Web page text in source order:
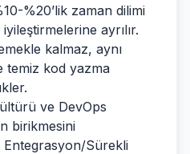
%20’lik zaman dilimi
ayrılır.
kalmaz, aynı
temiz kod yazma
ve DevOps
birikmesini
Sürekli